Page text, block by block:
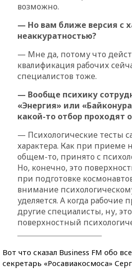
возможно.
— Но вам ближе версия с
неаккуратностью?
— Мне да, потому что
квалификация рабочих
специалистов тоже.
— Вообще психику
«Энергия» или
какой-то отбор проходят
— Психологические тесты
характера. Как при приеме
общем-то, принято с
Но, конечно, это
при подготовке
внимание
уделяется. А когда
другие специалисты, ну,
поверхностный
Вот что сказал Business FM обо
секретарь «Росавиакосмоса»